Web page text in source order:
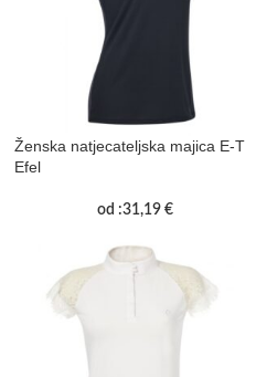
Ženska natjecateljska majica E-T
Efel
od :31,19 €